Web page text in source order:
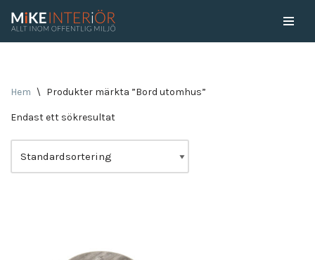
Hem \ Produkter märkta ”Bord utomhus”
Endast ett sökresultat